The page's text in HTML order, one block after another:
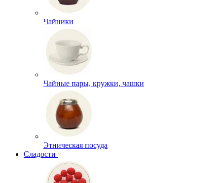
Чайники
Чайные пары, кружки, чашки
Этническая посуда
Сладости